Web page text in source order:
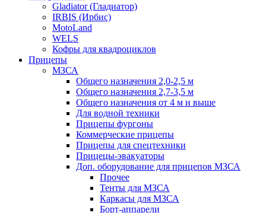
Gladiator (Гладиатор)
IRBIS (Ирбис)
MotoLand
WELS
Кофры для квадроциклов
Прицепы
МЗСА
Общего назначения 2,0-2,5 м
Общего назначения 2,7-3,5 м
Общего назначения от 4 м и выше
Для водной техники
Прицепы фургоны
Коммерческие прицепы
Прицепы для спецтехники
Прицецы-эвакуаторы
Доп. оборудование для прицепов МЗСА
Прочее
Тенты для МЗСА
Каркасы для МЗСА
Борт-аппарели